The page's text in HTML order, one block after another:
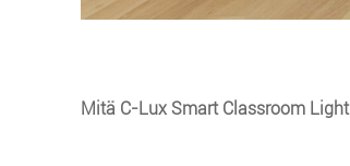
Mitä C-Lux Smart Classroom